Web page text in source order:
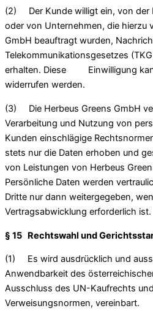
(2) Der Kunde willigt ein, von der
oder von Unternehmen, die hierzu
GmbH beauftragt wurden,
Telekommunikationsgesetzes
erhalten. Diese Einwilligung
widerrufen werden.
(3) Die Herbeus Greens GmbH
Verarbeitung und Nutzung von
Kunden einschlägige
stets nur die Daten erhoben und
von Leistungen von Herbeus
Persönliche Daten werden
Dritte nur dann weitergegeben,
Vertragsabwicklung erforderlich ist.
§ 15 Rechtswahl und
(1) Es wird ausdrücklich und
Anwendbarkeit des
Ausschluss des UN-Kaufrechts
Verweisungsnormen, vereinbart.